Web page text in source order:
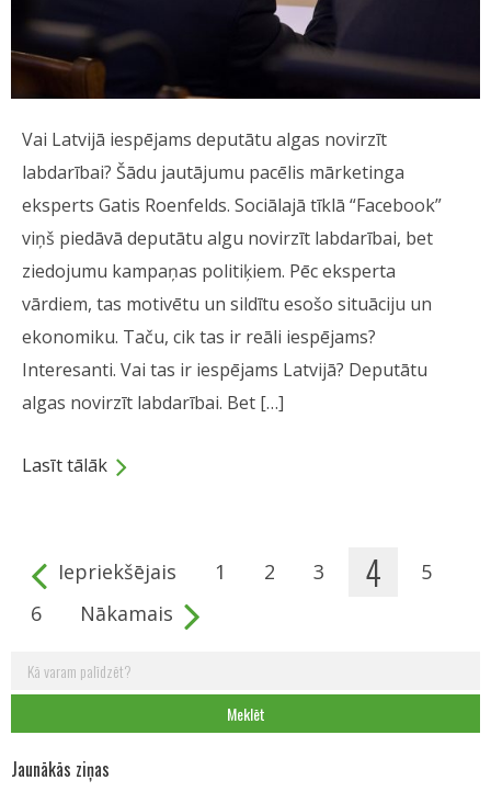
Vai Latvijā iespējams deputātu algas novirzīt
labdarībai? Šādu jautājumu pacēlis mārketinga
eksperts Gatis Roenfelds. Sociālajā tīklā “Facebook”
viņš piedāvā deputātu algu novirzīt labdarībai, bet
ziedojumu kampaņas politiķiem. Pēc eksperta
vārdiem, tas motivētu un sildītu esošo situāciju un
ekonomiku. Taču, cik tas ir reāli iespējams?
Interesanti. Vai tas ir iespējams Latvijā? Deputātu
algas novirzīt labdarībai. Bet […]
Lasīt tālāk
Pages Iepriekšējais 1 2 3 4
5
6
Nākamais
Meklēt:
Jaunākās ziņas